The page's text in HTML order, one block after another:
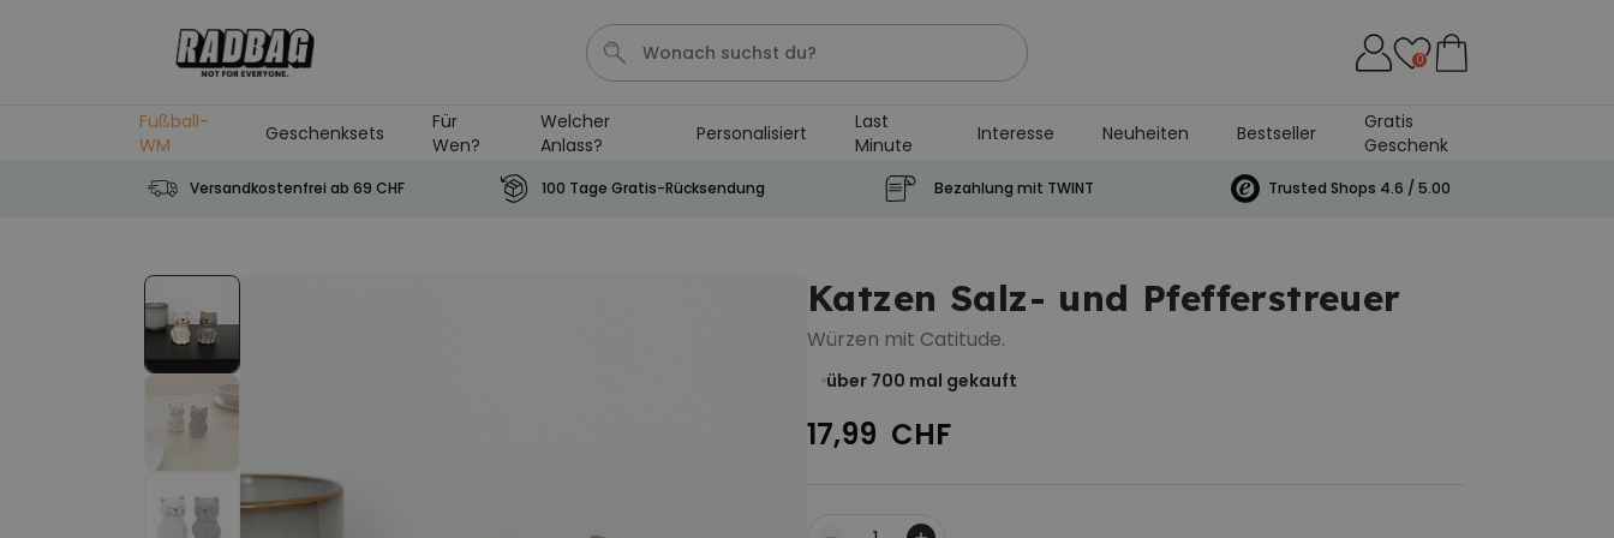
Geburtstag
Spritz Glas mit Name
über 19.400
mal gekauft
24,99 CHF
Personalisierbares Handtuch
mit Monogramm
0
Fußball-
WM
Geschenksets
Für
Wen?
Welcher
Anlass?
Personalisiert
Last
Minute
Interesse Neuheiten Bestseller
Gratis
Geschenk
Versandkostenfrei ab 69 CHF 100 Tage Gratis-Rücksendung Bezahlung mit TWINT Trusted Shops 4.6 / 5.00
Katzen Salz- und Pfefferstreuer
Würzen mit Catitude.
über 700 mal gekauft
17,99 CHF